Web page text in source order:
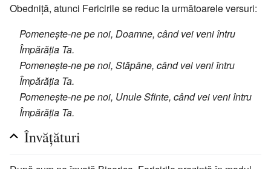
Obedniță, atunci Fericirile se reduc la următoarele versuri:
Pomenește-ne pe noi, Doamne, când vei veni întru
Împărăția Ta.
Pomenește-ne pe noi, Stăpâne, când vei veni întru
Împărăția Ta.
Pomenește-ne pe noi, Unule Sfinte, când vei veni întru
Împărăția Ta.
Învățături